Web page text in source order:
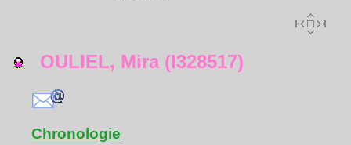
OULIEL, Mira (I328517)
Chronologie